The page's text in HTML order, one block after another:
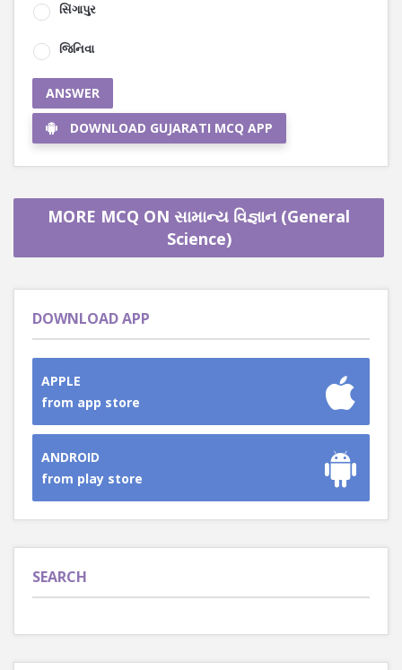
સિંગાપુર
જિનિવા
ANSWER
DOWNLOAD GUJARATI MCQ APP
MORE MCQ ON સામાન્ય વિજ્ઞાન (General
Science)
DOWNLOAD APP
APPLE
from app store
ANDROID
from play store
SEARCH